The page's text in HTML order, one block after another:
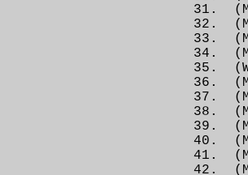
31.
32.
33.
34.
35.
36.
37.
38.
39.
40.
41.
42.